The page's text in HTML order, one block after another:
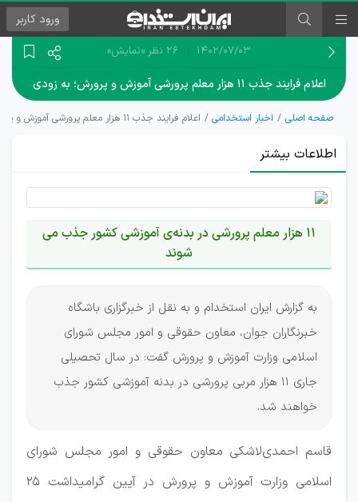
ورود کاربر
۱۴۰۲/۰۷/۰۳ 26 نظر «نمایش»
اعلام فرایند جذب ۱۱ هزار معلم پرورشی آموزش و پرورش؛ به زودی
صفحه اصلی اخبار استخدامی اعلام فرایند جذب ۱۱ هزار معلم پرورشی آموزش و پرورش؛ به زودی
اطلاعات بیشتر
11 هزار معلم پرورشی در بدنه‌ی آموزشی کشور جذب می
شوند
به گزارش ایران استخدام و به نقل از خبرگزاری باشگاه
خبرنگاران جوان، معاون حقوقی و امور مجلس شورای
اسلامی وزارت آموزش و پرورش گفت: در سال تحصیلی
جاری 11 هزار مربی پرورشی در بدنه آموزشی کشور جذب
خواهند شد.
قاسم احمدی‌لاشکی معاون حقوقی و امور مجلس شورای
اسلامی وزارت آموزش و پرورش در آیین گرامیداشت ۲۵